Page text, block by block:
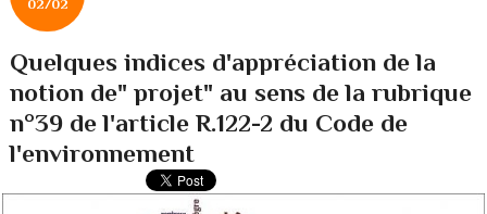
02/02
Quelques indices d'appréciation de la
notion de" projet" au sens de la rubrique
n°39 de l'article R.122-2 du Code de
l'environnement